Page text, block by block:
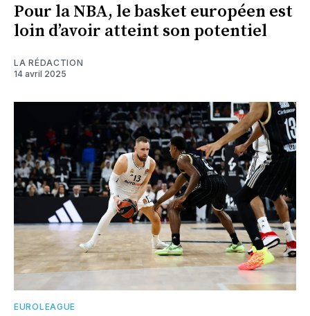
Pour la NBA, le basket européen est
loin d’avoir atteint son potentiel
LA RÉDACTION
14 avril 2025
EUROLEAGUE